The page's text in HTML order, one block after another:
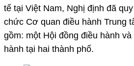
tế tại Việt Nam, Nghị định đã
chức Cơ quan điều hành Trung
gồm: một Hội đồng điều hành
hành tại hai thành phố.